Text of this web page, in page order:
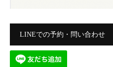
LINEでの予約・問い合わせ